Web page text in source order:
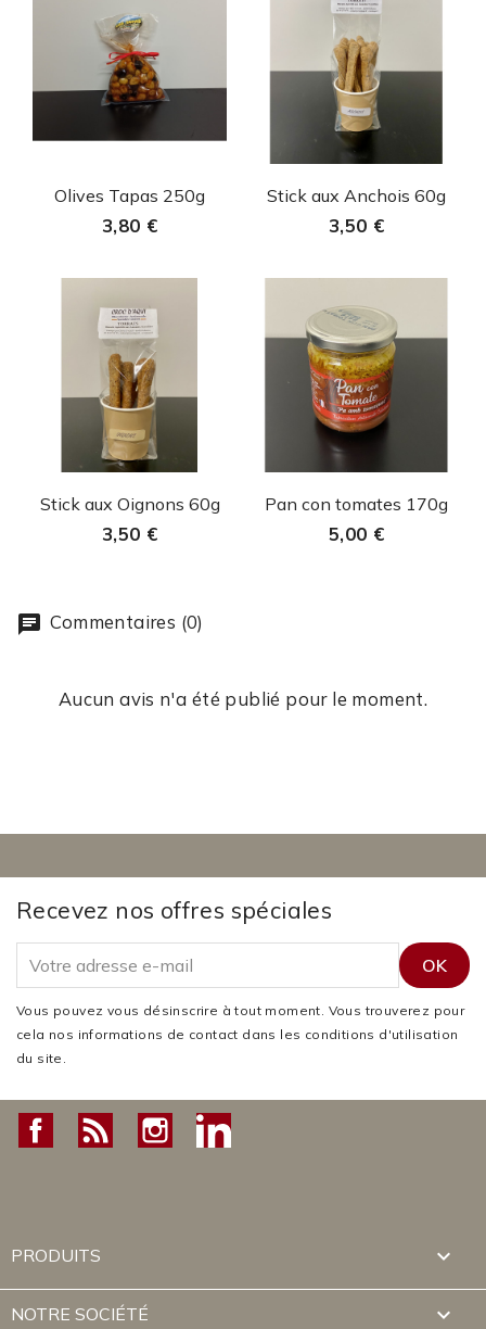
 Aperçu rapide
Olives Tapas 250g
3,80 €
 Aperçu rapide
Stick aux Anchois 60g
3,50 €
 Aperçu rapide
Stick aux Oignons 60g
3,50 €
 Aperçu rapide
Pan con tomates 170g
5,00 €
Commentaires (0)
Aucun avis n'a été publié pour le moment.
Recevez nos offres spéciales
Vous pouvez vous désinscrire à tout moment. Vous trouverez pour
cela nos informations de contact dans les conditions d'utilisation
du site.
FacebookRss Instagram
PRODUITS 
NOTRE SOCIÉTÉ 